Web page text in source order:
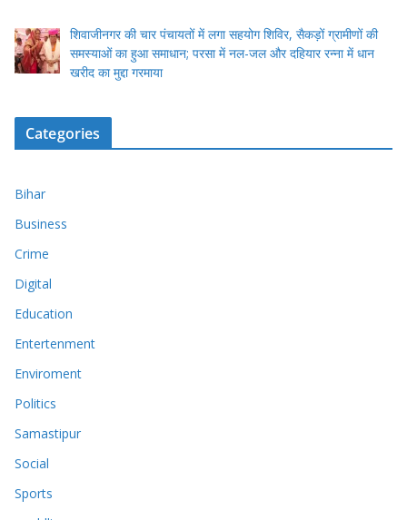
शिवाजीनगर की चार पंचायतों में लगा सहयोग शिविर, सैकड़ों ग्रामीणों की
समस्याओं का हुआ समाधान; परसा में नल-जल और दहियार रन्ना में धान
खरीद का मुद्दा गरमाया
Categories
Bihar
Business
Crime
Digital
Education
Entertenment
Enviroment
Politics
Samastipur
Social
Sports